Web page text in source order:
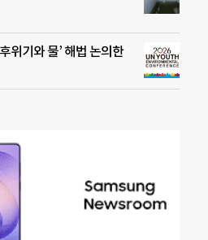
위기와 물’ 해법 논의한